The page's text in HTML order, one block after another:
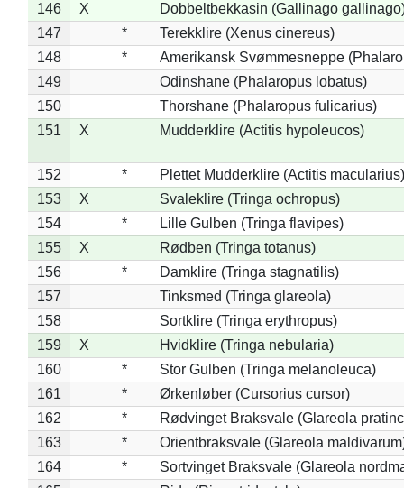
146
X
Dobbeltbekkasin (Gallinago
147
*
Terekklire (Xenus cinereus)
148
*
Amerikansk Svømmesneppe
149
Odinshane (Phalaropus lobatus)
150
Thorshane (Phalaropus fulicarius)
151
X Mudderklire (Actitis hypoleucos)
152 *
Plettet Mudderklire (Actitis macularius)
153
X
Svaleklire (Tringa ochropus)
154
*
Lille Gulben (Tringa flavipes)
155
X
Rødben (Tringa totanus)
156
*
Damklire (Tringa stagnatilis)
157
Tinksmed (Tringa glareola)
158
Sortklire (Tringa erythropus)
159
X
Hvidklire (Tringa nebularia)
160
*
Stor Gulben (Tringa melanoleuca)
161
*
Ørkenløber (Cursorius cursor)
162
*
Rødvinget Braksvale (Glareola
163
*
Orientbraksvale (Glareola
164
*
Sortvinget Braksvale (Glareola